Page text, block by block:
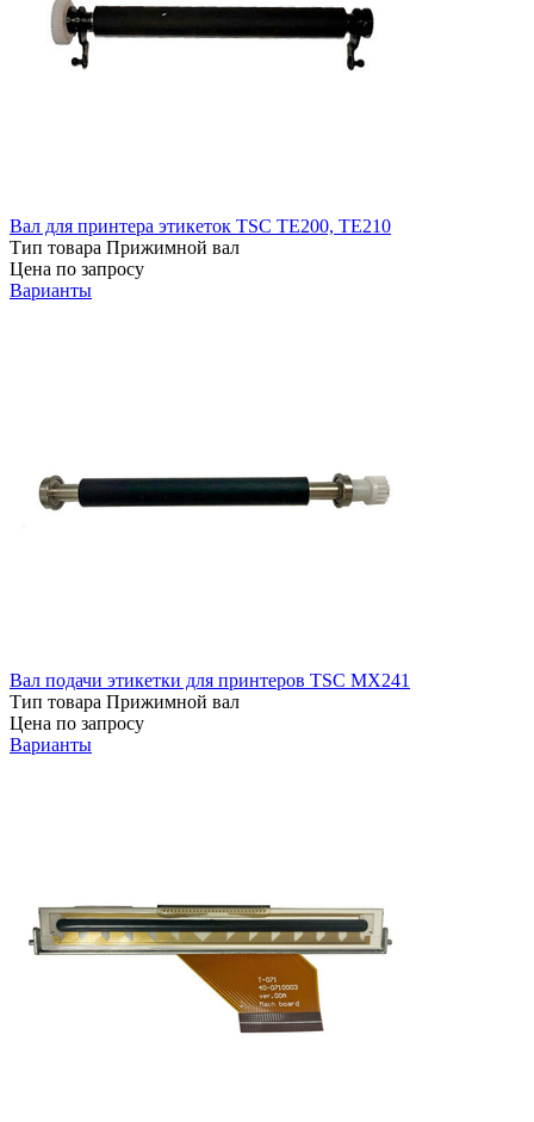
Вал для принтера этикеток TSC TE200, TE210
Тип товара Прижимной вал
Цена по запросу
Варианты
Вал подачи этикетки для принтеров TSC MX241
Тип товара Прижимной вал
Цена по запросу
Варианты